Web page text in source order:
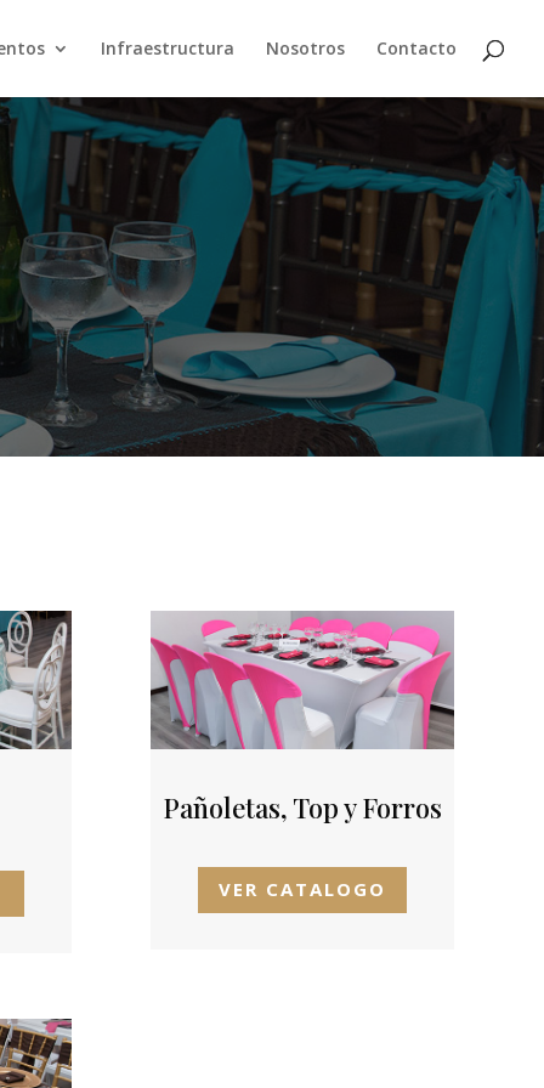
Infraestructura Nosotros Contacto
Pañoletas, Top y Forros
VER CATALOGO